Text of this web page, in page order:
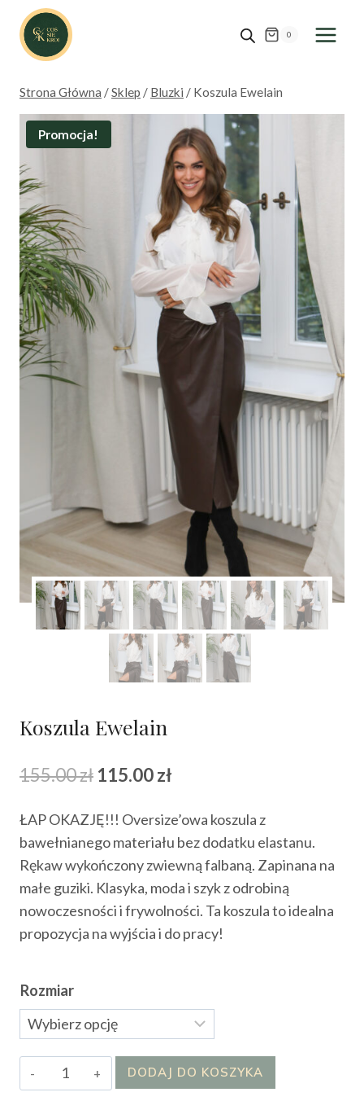
Przejdź
treści
0
Strona Główna /Sklep / Bluzki / Koszula Ewelain
Promocja!
Koszula Ewelain
155.00zł Pierwotna
wynosiła:
155.00 zł.
115.00zł
wynosi:
115.00 zł.
ŁAP OKAZJĘ!!! Oversize’owa koszula z
bawełnianego materiału bez dodatku elastanu.
Rękaw wykończony zwiewną falbaną. Zapinana na
małe guziki. Klasyka, moda i szyk z odrobiną
nowoczesności i frywolności. Ta koszula to idealna
propozycja na wyjścia i do pracy!
Rozmiar
ilość
Koszula
DODAJ DO KOSZYKA